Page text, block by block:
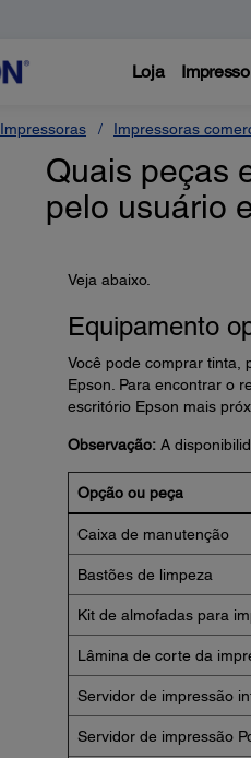
Loja
Impressoras Impressoras
Quais peças
pelo usuário
Veja abaixo.
Equipamento
Você pode comprar tinta,
Epson. Para encontrar o
escritório Epson mais
Observação:A
Opção ou peça
Caixa de manutenção
Bastões de limpeza
Kit de almofadas para
Lâmina de corte da
Servidor de impressão
Servidor de impressão